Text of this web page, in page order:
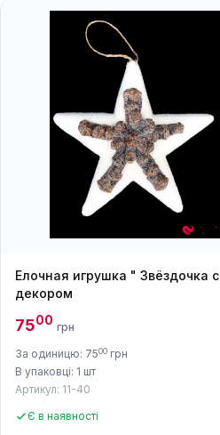
Елочная игрушка " Звёздочка с
декором
7500 грн
За одиницю: 7500 грн
В упаковці: 1 шт
Артикул: 11-40
Є в наявності